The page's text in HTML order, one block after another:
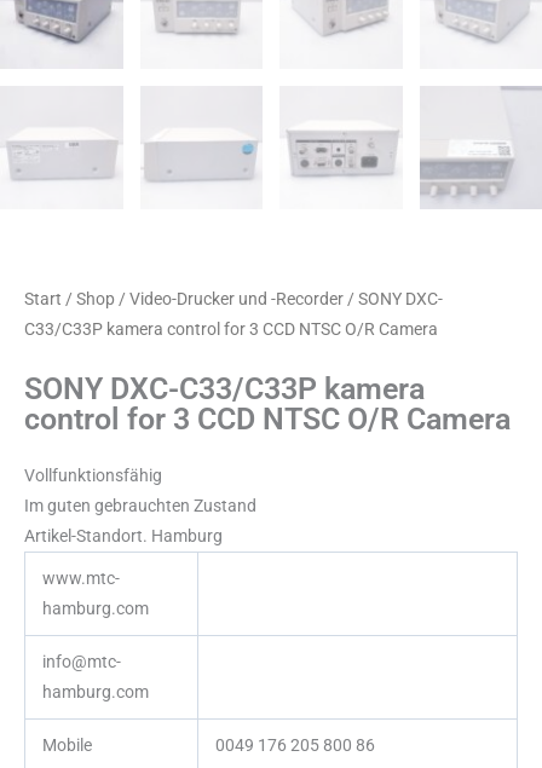
Start / Shop / Video-Drucker und -Recorder / SONY DXC-
C33/C33P kamera control for 3 CCD NTSC O/R Camera
SONY DXC-C33/C33P kamera
control for 3 CCD NTSC O/R Camera
Vollfunktionsfähig
Im guten gebrauchten Zustand
Artikel-Standort. Hamburg
www.mtc-
hamburg.com
info@mtc-
hamburg.com
Mobile 0049 176 205 800 86